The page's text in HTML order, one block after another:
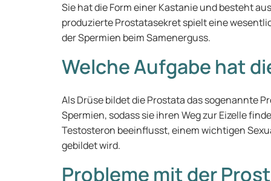
Sie hat die Form einer Kastanie und besteht
produzierte Prostatasekret spielt eine
der Spermien beim Samenerguss.
Welche Aufgabe hat
Als Drüse bildet die Prostata das sogenannte
Spermien, sodass sie ihren Weg zur Eizelle
Testosteron beeinflusst, einem wichtigen
gebildet wird.
Probleme mit der